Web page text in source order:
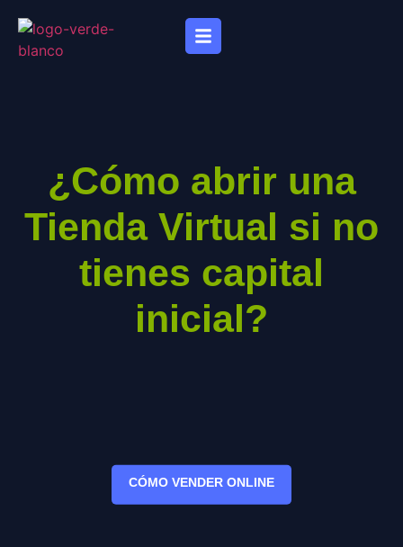
¿Cómo abrir una
Tienda Virtual si no
tienes capital
inicial?
CÓMO VENDER ONLINE